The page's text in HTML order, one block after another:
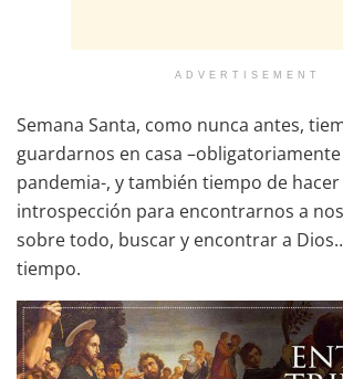
ADVERTISEMENT
Semana Santa, como nunca antes,
guardarnos en casa
pandemia-, y también tiempo de
introspección para encontrarnos a
sobre todo, buscar y encontrar a
tiempo.